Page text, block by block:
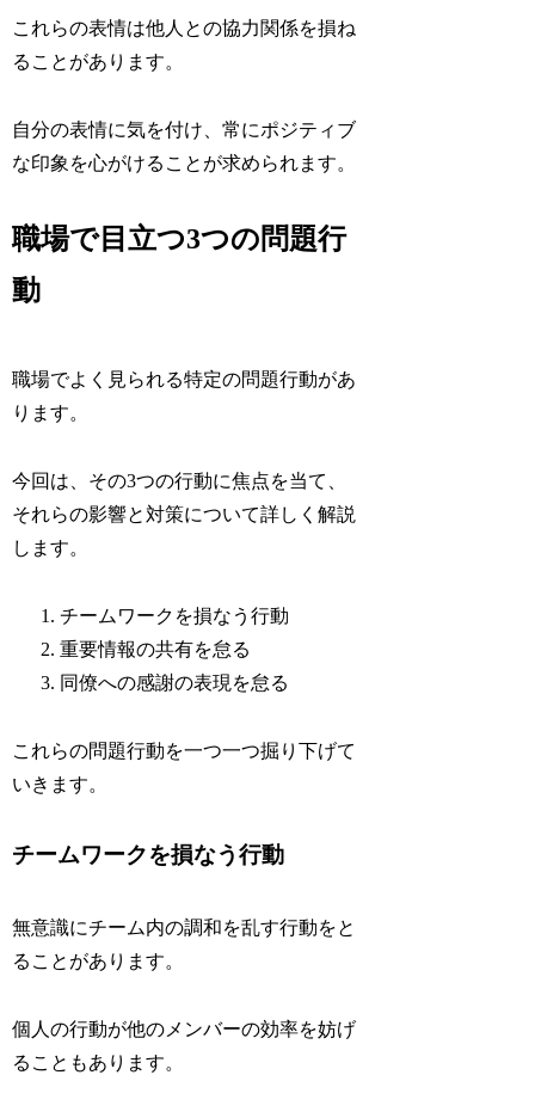
これらの表情は他人との協力関係を損ね
ることがあります。
自分の表情に気を付け、常にポジティブ
な印象を心がけることが求められます。
職場で目立つ3つの問題行
動
職場でよく見られる特定の問題行動があ
ります。
今回は、その3つの行動に焦点を当て、
それらの影響と対策について詳しく解説
します。
チームワークを損なう行動
重要情報の共有を怠る
同僚への感謝の表現を怠る
これらの問題行動を一つ一つ掘り下げて
いきます。
チームワークを損なう行動
無意識にチーム内の調和を乱す行動をと
ることがあります。
個人の行動が他のメンバーの効率を妨げ
ることもあります。